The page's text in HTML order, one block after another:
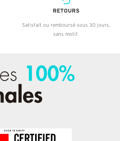
RETOURS
Satisfait ou remboursé sous 30 jours,
sans motif.